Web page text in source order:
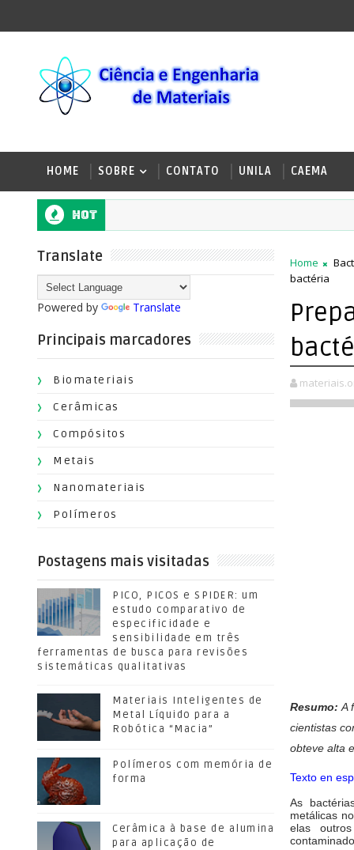
HOME SOBRE CONTATO UNILA CAEMA
Hot
Translate
Powered by Translate
Principais marcadores
Biomateriais
Cerâmicas
Compósitos
Metais
Nanomateriais
Polímeros
Postagens mais visitadas
PICO, PICOS e SPIDER: um
estudo comparativo de
especificidade e
sensibilidade em três
ferramentas de busca para revisões
sistemáticas qualitativas
Materiais Inteligentes de
Metal Líquido para a
Robótica “Macia”
Polímeros com memória de
forma
Cerâmica à base de alumina
para aplicação de
Home
bactéria
Resumo: A
cientistas
obteve alta
Texto en
As
metálicas
elas